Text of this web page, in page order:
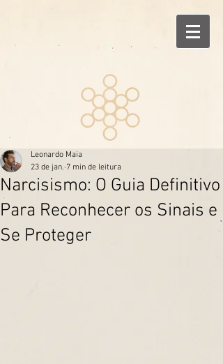
Narcisismo: O Guia Definitivo
Para Reconhecer os Sinais e
Se Proteger
Leonardo Maia
23 de jan. 7 min de leitura